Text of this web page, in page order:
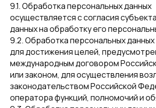
9.1. Обработка персональных данных
осуществляется с согласия
данных на обработку его
9.2. Обработка персональных
для достижения целей,
международным договором
или законом, для осуществления
законодательством Российской
оператора функций, полномочий и